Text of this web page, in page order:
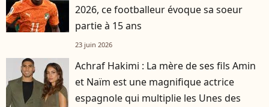
2026, ce footballeur évoque sa soeur
partie à 15 ans
23 juin 2026
Achraf Hakimi : La mère de ses fils Amin
et Naïm est une magnifique actrice
espagnole qui multiplie les Unes des